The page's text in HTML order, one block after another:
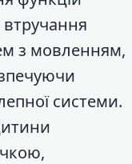
з мовленням,
системи.